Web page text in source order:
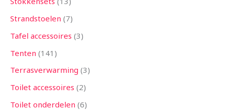
Strandstoelen 7
Tafel accessoires 3
Tenten 141
Terrasverwarming 3
Toilet accessoires 2
Toilet onderdelen 6